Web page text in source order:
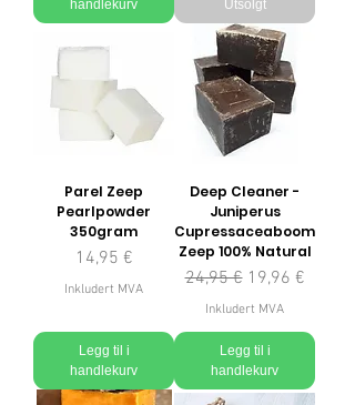
handlekurv Utsolgt
Parel Zeep
Pearlpowder
350gram
Pris
14,95 €
Inkludert MVA
Legg til i
handlekurv
Deep Cleaner -
Juniperus
Cupressaceaboom
Zeep 100% Natural
Vanlig pris
24,95 € Salgspris
19,96 €
Inkludert MVA
Legg til i
handlekurv